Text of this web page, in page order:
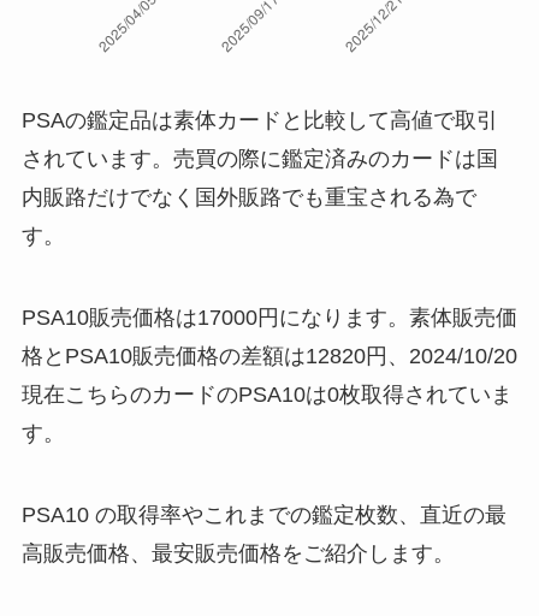
2026/1/8
2026/1/6
¥2,000
2026/1/5
¥2,800
2026/1/4
¥2,800
2026/1/1
¥2,800
2025/12/31
¥2,800
2025/12/30
¥2,800
PSAの鑑定品は素体カードと比較して高値で取引
されています。売買の際に鑑定済みのカードは国
内販路だけでなく国外販路でも重宝される為で
す。
PSA10販売価格は17000円になります。素体販売価
格とPSA10販売価格の差額は12820円、2024/10/20
現在こちらのカードのPSA10は0枚取得されていま
す。
PSA10 の取得率やこれまでの鑑定枚数、直近の最
高販売価格、最安販売価格をご紹介します。